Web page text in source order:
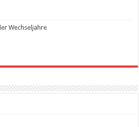
Wechseljahre